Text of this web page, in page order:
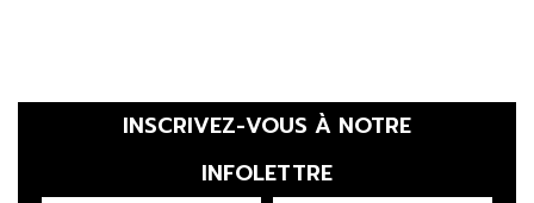
PRÉNOM
LAST NAME
INSCRIVEZ-VOUS À NOTRE
INFOLETTRE
LANGUE